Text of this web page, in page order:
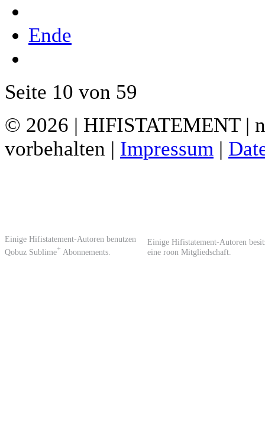
Ende
Seite 10 von 59
© 2026 | HIFISTATEMENT |
vorbehalten | Impressum |
Einige Hifistatement-Autoren benutzen
Qobuz Sublime+ Abonnements.
Einige Hifistatement-Autoren
eine roon Mitgliedschaft.